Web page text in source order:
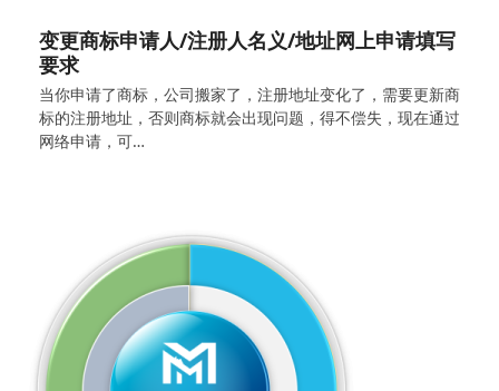
变更商标申请人/注册人名义/地址网上申请填写
要求
当你申请了商标，公司搬家了，注册地址变化了，需要更新商
标的注册地址，否则商标就会出现问题，得不偿失，现在通过
网络申请，可…